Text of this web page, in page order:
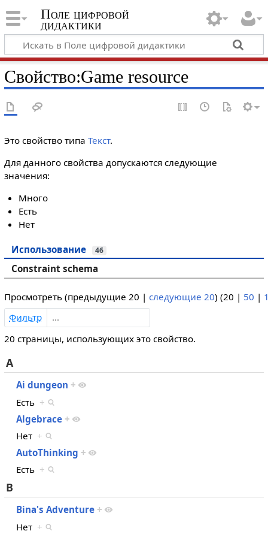
Поле цифровой
дидактики
Свойство:Game resource
Это свойство типа Текст.
Для данного свойства допускаются следующие
значения:
Много
Есть
Нет
Использование 46
Constraint schema
Просмотреть (предыдущие 20 | следующие 20) (20 | 50 |
Фильтр
20 страницы, использующих это свойство.
A
Ai dungeon +
Есть +
Algebrace +
Нет +
AutoThinking +
Есть +
B
Bina's Adventure +
Нет +